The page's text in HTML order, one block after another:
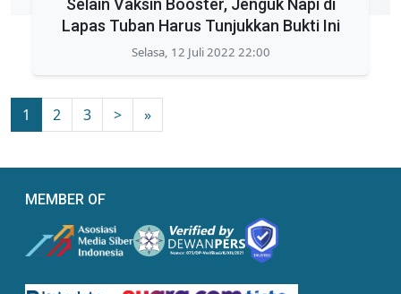
Selain Vaksin Booster, Jenguk Napi di
Lapas Tuban Harus Tunjukkan Bukti Ini
Selasa, 12 Juli 2022 22:00
1 2 3 > »
MEMBER OF